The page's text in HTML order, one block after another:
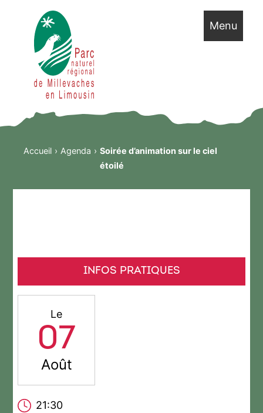
Menu
Accueil Agenda
Soirée d’animation sur le ciel
étoilé
INFOS PRATIQUES
Le
07
Août
21:30